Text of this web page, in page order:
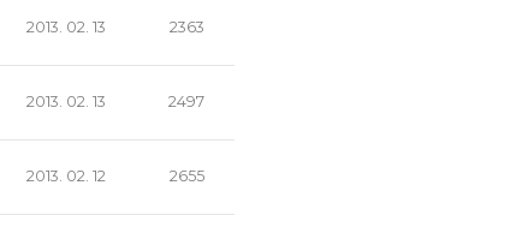
2013. 02. 13 2363
2013. 02. 13 2497
2013. 02. 12 2655